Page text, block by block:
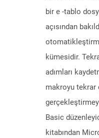
bir e -tablo
açısından
kümesidir.
adımları
makroyu tekrar
Basic
kitabından